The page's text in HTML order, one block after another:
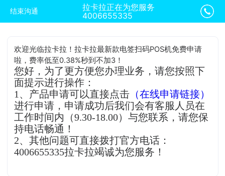
结束沟通
拉卡拉正在为您服务
4006655335
欢迎光临拉卡拉！拉卡拉最新款电签扫码POS机免费申请
啦，费率低至0.38%秒到不加3！
您好，为了更方便您办理业务，请您按照下
面提示进行操作：
1、产品申请可以直接点击 （在线申请链接）
进行申请，申请成功后我们会有客服人员在
工作时间内（9.30-18.00）与您联系，请您保
持电话畅通！
2、其他问题可直接拨打官方电话：
4006655335拉卡拉竭诚为您服务！